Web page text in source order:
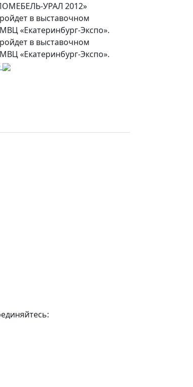
УРАЛ 2012»
в выставочном
«Екатеринбург-Экспо».
в выставочном
«Екатеринбург-Экспо».